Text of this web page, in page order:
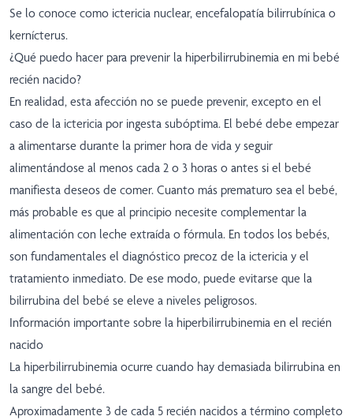
Se lo conoce como ictericia nuclear, encefalopatía bilirrubínica o
kernícterus.
¿Qué puedo hacer para prevenir la hiperbilirrubinemia en mi bebé
recién nacido?
En realidad, esta afección no se puede prevenir, excepto en el
caso de la ictericia por ingesta subóptima. El bebé debe empezar
a alimentarse durante la primer hora de vida y seguir
alimentándose al menos cada 2 o 3 horas o antes si el bebé
manifiesta deseos de comer. Cuanto más prematuro sea el bebé,
más probable es que al principio necesite complementar la
alimentación con leche extraída o fórmula. En todos los bebés,
son fundamentales el diagnóstico precoz de la ictericia y el
tratamiento inmediato. De ese modo, puede evitarse que la
bilirrubina del bebé se eleve a niveles peligrosos.
Información importante sobre la hiperbilirrubinemia en el recién
nacido
La hiperbilirrubinemia ocurre cuando hay demasiada bilirrubina en
la sangre del bebé.
Aproximadamente 3 de cada 5 recién nacidos a término completo